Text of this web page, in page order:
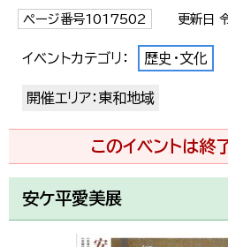
ページ番号1017502 更新日
イベントカテゴリ： 歴史・文化
開催エリア：東和地域
このイベントは終
安ケ平愛美展